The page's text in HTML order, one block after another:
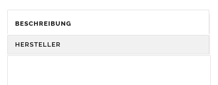
DIENEN GLEICHZEITIG ALS GESTALTERISCHES
ELEMENT ZUR VERSCHÖNERUNG DES BAUWERKS.
BESCHREIBUNG
HERSTELLER